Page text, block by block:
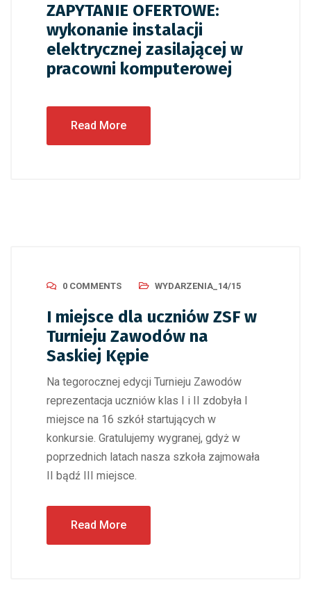
ZAPYTANIE OFERTOWE:
wykonanie instalacji
elektrycznej zasilającej w
pracowni komputerowej
Read More
0 COMMENTS WYDARZENIA_14/15
I miejsce dla uczniów ZSF w
Turnieju Zawodów na
Saskiej Kępie
Na tegorocznej edycji Turnieju Zawodów
reprezentacja uczniów klas I i II zdobyła I
miejsce na 16 szkół startujących w
konkursie. Gratulujemy wygranej, gdyż w
poprzednich latach nasza szkoła zajmowała
II bądź III miejsce.
Read More